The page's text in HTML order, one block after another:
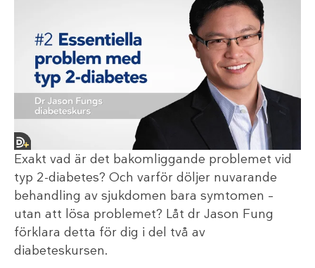
Exakt vad är det bakomliggande problemet vid
typ 2-diabetes? Och varför döljer nuvarande
behandling av sjukdomen bara symtomen –
utan att lösa problemet? Låt dr Jason Fung
förklara detta för dig i del två av
diabeteskursen.